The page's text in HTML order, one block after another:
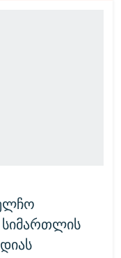
სიმართლის